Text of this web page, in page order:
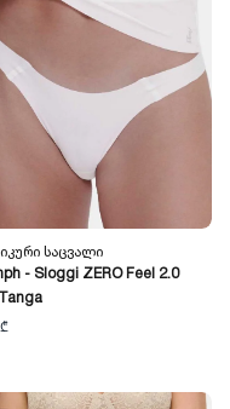
Საცვალი
- Sloggi ZERO Feel 2.0